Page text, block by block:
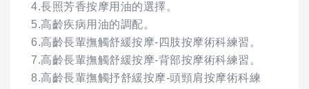
4.長照芳香按摩用油的選擇。
5.高齡疾病用油的調配。
6.高齡長輩撫觸舒緩按摩-四肢按摩術科練習。
7.高齡長輩撫觸舒緩按摩-背部按摩術科練習。
8.高齡長輩撫觸抒舒緩按摩-頭頸肩按摩術科練